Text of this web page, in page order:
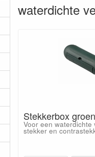
waterdichte
Stekkerbox groen
Voor een waterdichte
stekker en